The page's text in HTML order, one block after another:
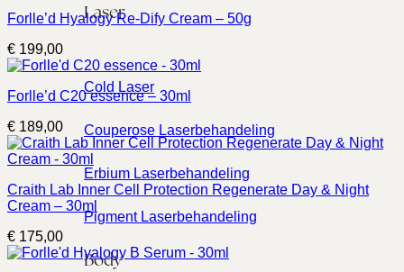
Laser
Cold Laser
Couperose Laserbehandeling
Erbium Laserbehandeling
Pigment Laserbehandeling
Body
Forlle’d Hyalogy Re-Dify Cream – 50g
€ 199,00
Forlle’d C20 essence – 30ml
€ 189,00
Craith Lab Inner Cell Protection Regenerate Day & Night
Cream – 30ml
€ 175,00